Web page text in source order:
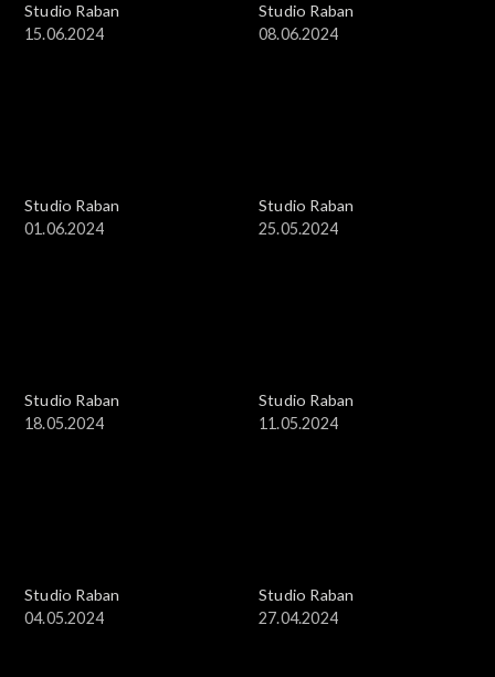
Studio Raban
15.06.2024
Studio Raban
08.06.2024
Studio Raban
01.06.2024
Studio Raban
25.05.2024
Studio Raban
18.05.2024
Studio Raban
11.05.2024
Studio Raban
04.05.2024
Studio Raban
27.04.2024